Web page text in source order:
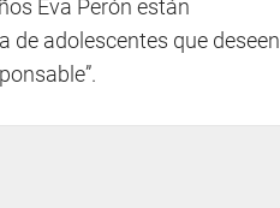
Eva Perón están
adolescentes que deseen